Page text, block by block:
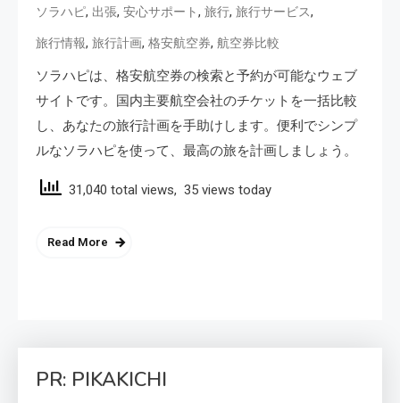
ソラハピ, 出張, 安心サポート, 旅行, 旅行サービス,
旅行情報, 旅行計画, 格安航空券, 航空券比較
ソラハピは、格安航空券の検索と予約が可能なウェブ
サイトです。国内主要航空会社のチケットを一括比較
し、あなたの旅行計画を手助けします。便利でシンプ
ルなソラハピを使って、最高の旅を計画しましょう。
31,040 total views, 35 views today
Read More
PR: PIKAKICHI